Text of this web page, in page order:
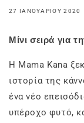
27 ΙΑΝΟΥΑΡΊΟΥ 2020
Μίνι σειρά για
Η Mama Kana
ιστορία της
ένα νέο
υπέροχο φυτό,